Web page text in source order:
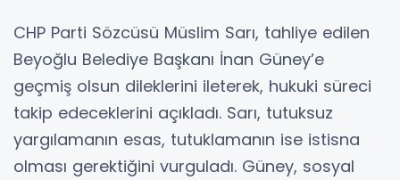
CHP Parti Sözcüsü Müslim Sarı, tahliye edilen
Beyoğlu Belediye Başkanı İnan Güney’e
geçmiş olsun dileklerini ileterek, hukuki süreci
takip edeceklerini açıkladı. Sarı, tutuksuz
yargılamanın esas, tutuklamanın ise istisna
olması gerektiğini vurguladı. Güney, sosyal